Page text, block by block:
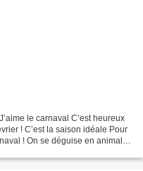
le carnaval C’est heureux
! C’est la saison idéale Pour
! On se déguise en animal